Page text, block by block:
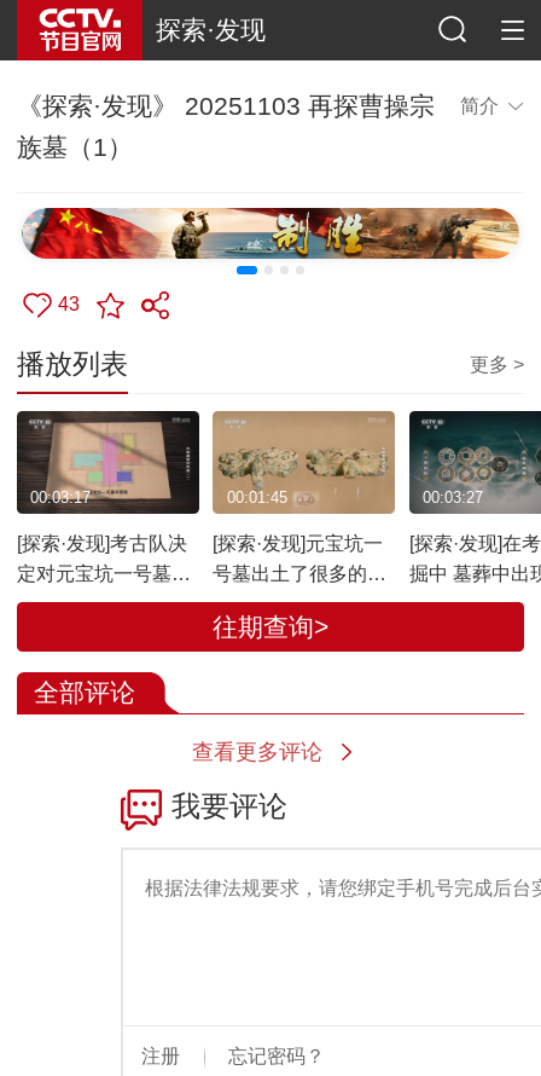
探索·发现
《探索·发现》 20251103 再探曹操宗
族墓（1）
简介
43
播放列表 更多 >
[探索·发现]考古队决
定对元宝坑一号墓进
行揭顶式发掘
00:03:17
[探索·发现]元宝坑一
号墓出土了很多的小
的铜构件
00:01:45
[探索·发现]在
掘中 墓葬中出
钱币的现象十
00:03:27
往期查询>
全部评论
查看更多评论